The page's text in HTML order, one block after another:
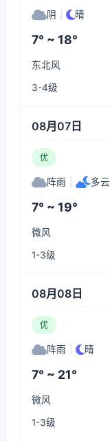
阴 晴
7° ~ 18°
东北风
3-4级
08月07日
优
阵雨 多云
7° ~ 19°
微风
1-3级
08月08日
优
阵雨 晴
7° ~ 21°
微风
1-3级